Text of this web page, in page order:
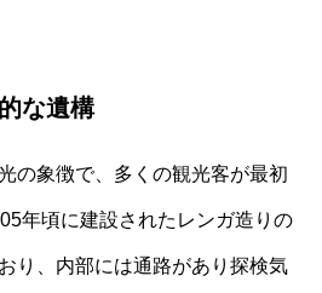
な遺構
の象徴で、多くの観光客が最初
年頃に建設されたレンガ造りの
り、内部には通路があり探検気